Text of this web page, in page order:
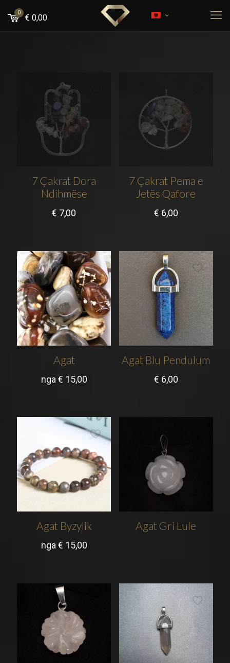
0
€ 0,00
7 Çakrat Dora
Ndihmëse
€ 7,00
7 Çakrat Pema e
Jetës Qafore
€ 6,00
Agat
nga € 15,00
Agat Blu Pendulum
€ 6,00
Agat Byzylik
nga € 15,00
Agat Gri Lule